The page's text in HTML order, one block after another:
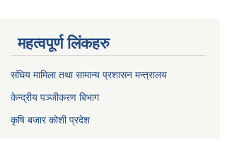
महत्वपूर्ण लिंकहरु
संघिय मामिला तथा सामान्य प्रशासन मन्त्रालय
केन्द्रीय पञ्जीकरण बिभाग
कृषि बजार कोशी प्रदेश